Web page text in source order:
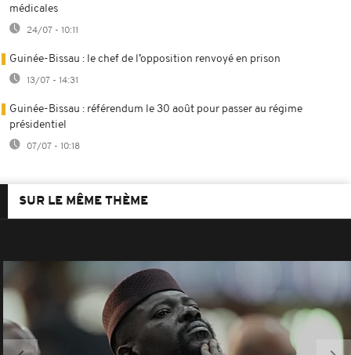
médicales
24/07 - 10:11
Guinée-Bissau : le chef de l’opposition renvoyé en prison
13/07 - 14:31
Guinée-Bissau : référendum le 30 août pour passer au régime
présidentiel
07/07 - 10:18
SUR LE MÊME THÈME